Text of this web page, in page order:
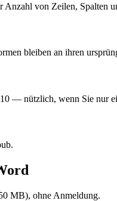
von Zeilen, Spalten
bleiben an ihren
— nützlich, wenn Sie nur
MB), ohne Anmeldung.